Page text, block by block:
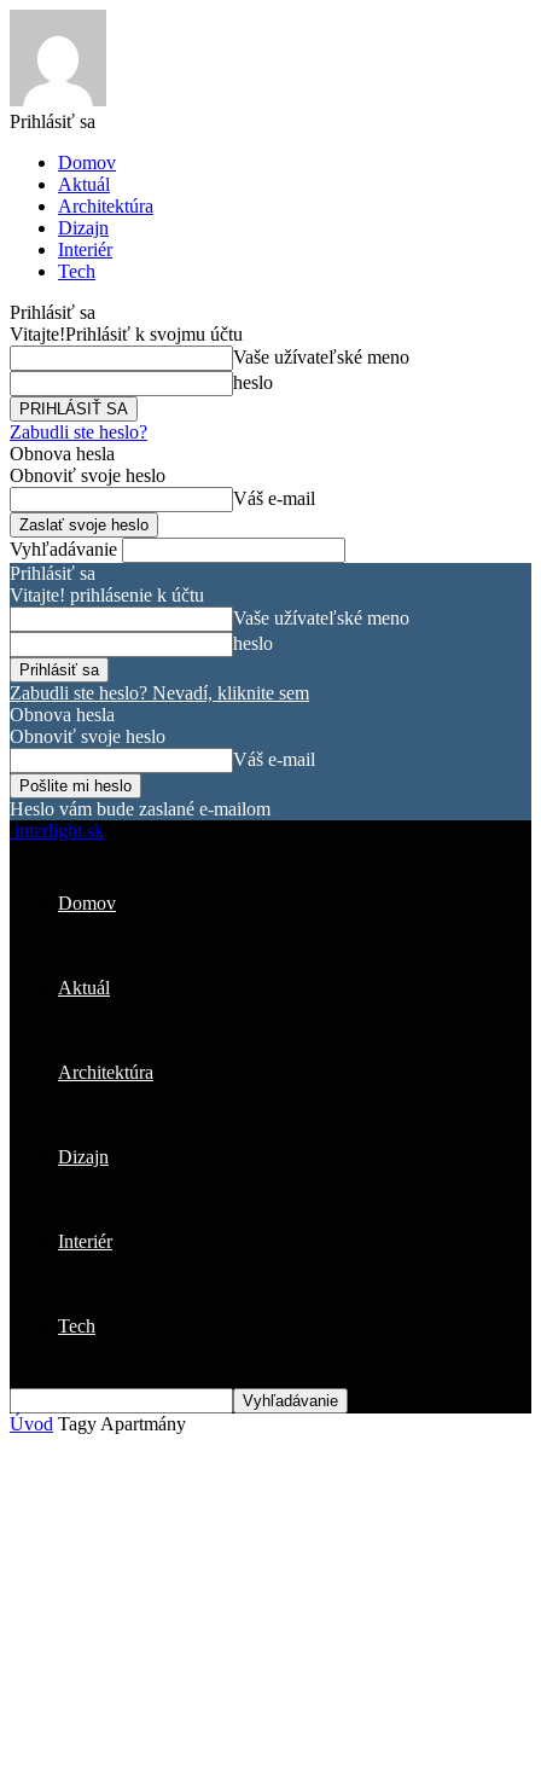
Prihlásiť sa
Domov
Aktuál
Architektúra
Dizajn
Interiér
Tech
Prihlásiť sa
Vitajte!Prihlásiť k svojmu účtu
Vaše užívateľské meno
heslo
Zabudli ste heslo?
Obnova hesla
Obnoviť svoje heslo
Váš e-mail
Vyhľadávanie
Prihlásiť sa
Vitajte! prihlásenie k účtu
Vaše užívateľské meno
heslo
Zabudli ste heslo? Nevadí, kliknite sem
Obnova hesla
Obnoviť svoje heslo
Váš e-mail
Heslo vám bude zaslané e-mailom
interlight.sk
Domov
Aktuál
Architektúra
Dizajn
Interiér
Tech
Úvod Tagy Apartmány